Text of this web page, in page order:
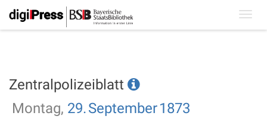
Zentralpolizeiblatt
Montag, 29.September1873